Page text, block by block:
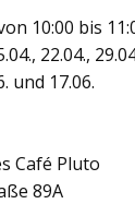
10:00 bis
22.04.,
und 17.06.
Café Pluto
89A